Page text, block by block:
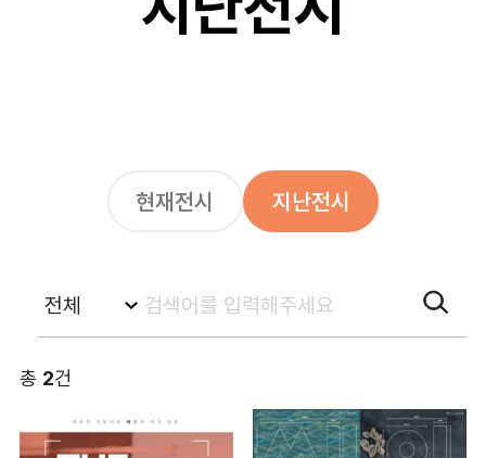
현재전시 지난전시
총 2건